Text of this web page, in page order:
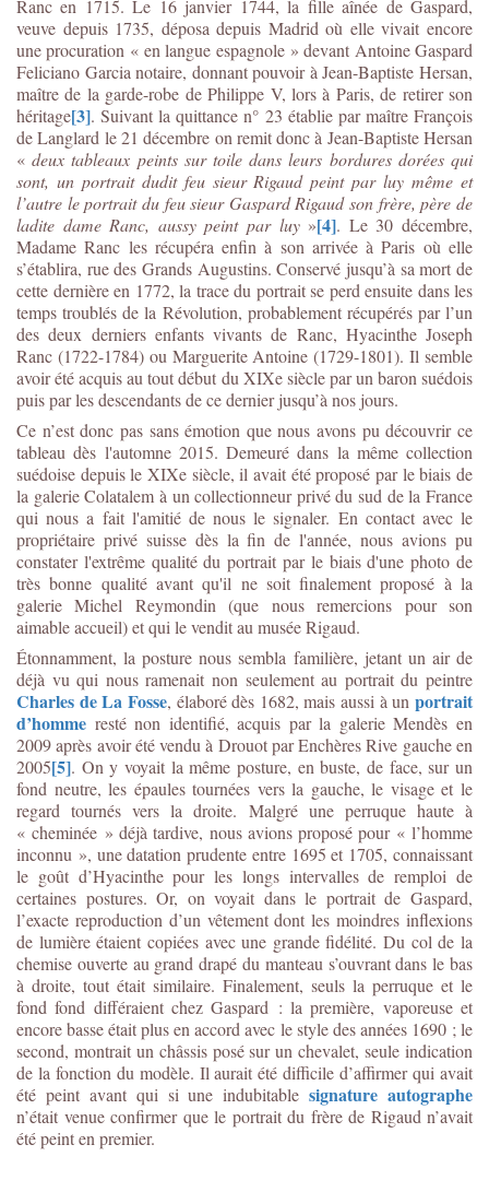
Ranc en 1715. Le 16 janvier 1744, la fille aînée de Gaspard,
veuve depuis 1735, déposa depuis Madrid où elle vivait encore
une procuration « en langue espagnole » devant Antoine Gaspard
Feliciano Garcia notaire, donnant pouvoir à Jean-Baptiste Hersan,
maître de la garde-robe de Philippe V, lors à Paris, de retirer son
héritage[3]. Suivant la quittance n° 23 établie par maître François
de Langlard le 21 décembre on remit donc à Jean-Baptiste Hersan
«deux tableaux peints sur toile dans leurs bordures dorées qui
sont, un portrait dudit feu sieur Rigaud peint par luy même et
l’autre le portrait du feu sieur Gaspard Rigaud son frère, père de
ladite dame Ranc, aussy peint par luy»[4]. Le 30 décembre,
Madame Ranc les récupéra enfin à son arrivée à Paris où elle
s’établira, rue des Grands Augustins. Conservé jusqu’à sa mort de
cette dernière en 1772, la trace du portrait se perd ensuite dans les
temps troublés de la Révolution, probablement récupérés par l’un
des deux derniers enfants vivants de Ranc, Hyacinthe Joseph
Ranc (1722-1784) ou Marguerite Antoine (1729-1801). Il semble
avoir été acquis au tout début du XIXe siècle par un baron suédois
puis par les descendants de ce dernier jusqu’à nos jours.
Ce n’est donc pas sans émotion que nous avons pu découvrir ce
tableau dès l'automne 2015. Demeuré dans la même collection
suédoise depuis le XIXe siècle, il avait été proposé par le biais de
la galerie Colatalem à un collectionneur privé du sud de la France
qui nous a fait l'amitié de nous le signaler. En contact avec le
propriétaire privé suisse dès la fin de l'année, nous avions pu
constater l'extrême qualité du portrait par le biais d'une photo de
très bonne qualité avant qu'il ne soit finalement proposé à la
galerie Michel Reymondin (que nous remercions pour son
aimable accueil) et qui le vendit au musée Rigaud.
Étonnamment, la posture nous sembla familière, jetant un air de
déjà vu qui nous ramenait non seulement au portrait du peintre
Charles de La Fosse, élaboré dès 1682, mais aussi à unportrait
d’homme resté non identifié, acquis par la galerie Mendès en
2009 après avoir été vendu à Drouot par Enchères Rive gauche en
2005[5]. On y voyait la même posture, en buste, de face, sur un
fond neutre, les épaules tournées vers la gauche, le visage et le
regard tournés vers la droite. Malgré une perruque haute à
« cheminée » déjà tardive, nous avions proposé pour « l’homme
inconnu », une datation prudente entre 1695 et 1705, connaissant
le goût d’Hyacinthe pour les longs intervalles de remploi de
certaines postures. Or, on voyait dans le portrait de Gaspard,
l’exacte reproduction d’un vêtement dont les moindres inflexions
de lumière étaient copiées avec une grande fidélité. Du col de la
chemise ouverte au grand drapé du manteau s’ouvrant dans le bas
à droite, tout était similaire. Finalement, seuls la perruque et le
fond fond différaient chez Gaspard : la première, vaporeuse et
encore basse était plus en accord avec le style des années 1690 ; le
second, montrait un châssis posé sur un chevalet, seule indication
de la fonction du modèle. Il aurait été difficile d’affirmer qui avait
été peint avant qui si une indubitablesignature autographe
n’était venue confirmer que le portrait du frère de Rigaud n’avait
été peint en premier.